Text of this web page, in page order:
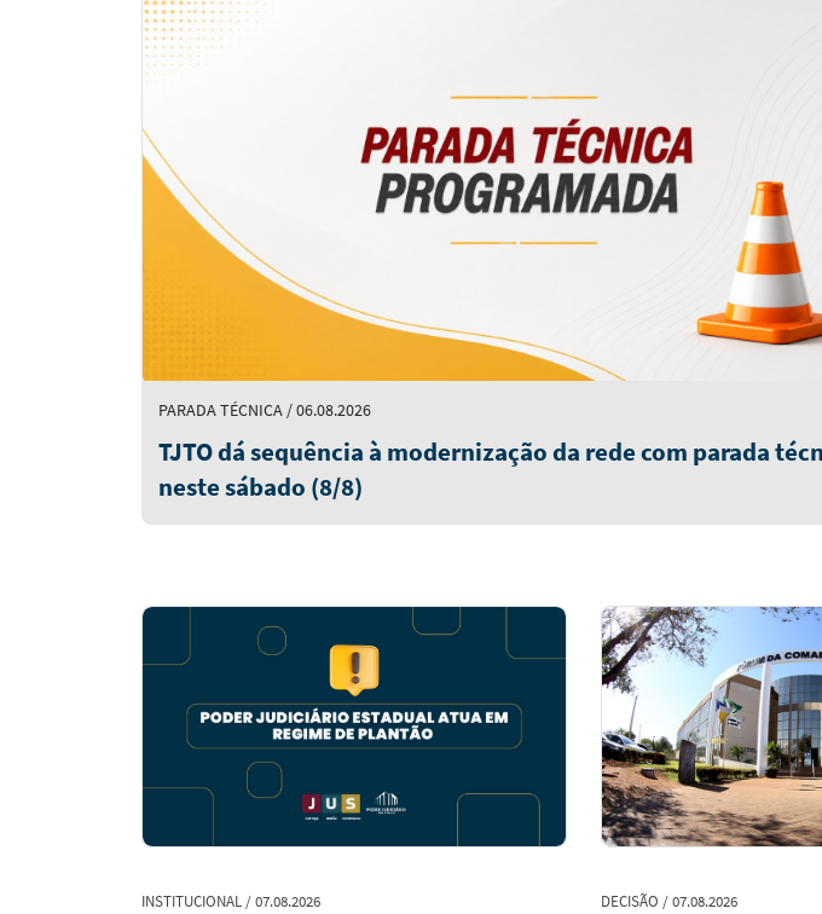
em
Destaque
PARADA TÉCNICA / 06.08.2026
TJTO dá sequência à modernização da rede com parada
neste sábado (8/8)
INSTITUCIONAL / 07.08.2026 DECISÃO / 07.08.2026